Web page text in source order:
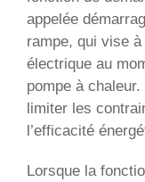
appelée
rampe, qui vise
électrique au
pompe à
limiter les
l’efficacité
Lorsque la